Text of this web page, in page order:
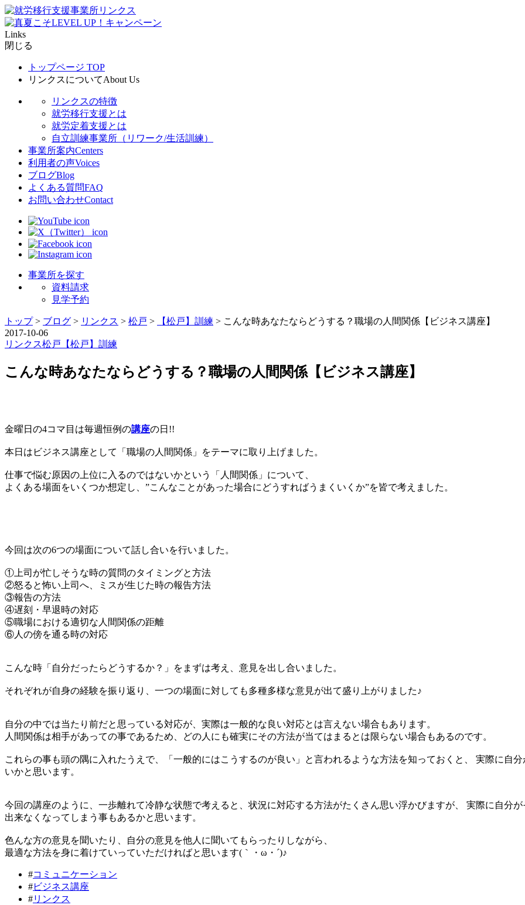
Links
閉じる
トップページ TOP
リンクスについてAbout Us
リンクスの特徴
就労移行支援とは
就労定着支援とは
自立訓練事業所（リワーク/生活訓練）
事業所案内Centers
利用者の声Voices
ブログBlog
よくある質問FAQ
お問い合わせContact
事業所を探す
資料請求
見学予約
トップ> ブログ > リンクス > 松戸 > 【松戸】訓練 > こんな時あなたならどうする？職場の人間関係【ビジネス講座】
2017-10-06
リンクス松戸 【松戸】訓練
こんな時あなたならどうする？職場の人間関係【ビジネス講座】
金曜日の4コマ目は毎週恒例の講座の日!!
本日はビジネス講座として「職場の人間関係」をテーマに取り上げました。
仕事で悩む原因の上位に入るのではないかという「人間関係」について、
よくある場面をいくつか想定し、”こんなことがあった場合にどうすればうまくいくか”を皆で考えました。
今回は次の6つの場面について話し合いを行いました。
①上司が忙しそうな時の質問のタイミングと方法
②怒ると怖い上司へ、ミスが生じた時の報告方法
③報告の方法
④遅刻・早退時の対応
⑤職場における適切な人間関係の距離
⑥人の傍を通る時の対応
こんな時「自分だったらどうするか？」をまずは考え、意見を出し合いました。
それぞれが自身の経験を振り返り、一つの場面に対しても多種多様な意見が出て盛り上がりました♪
自分の中では当たり前だと思っている対応が、実際は一般的な良い対応とは言えない場合もあります。
人間関係は相手があっての事であるため、どの人にも確実にその方法が当てはまるとは限らない場合もあるのです。
これらの事も頭の隅に入れたうえで、「一般的にはこうするのが良い」と言われるような方法を知っておくと、 実際に自
いかと思います。
今回の講座のように、一歩離れて冷静な状態で考えると、状況に対応する方法がたくさん思い浮かびますが、 実際に自分
出来なくなってしまう事もあるかと思います。
色んな方の意見を聞いたり、自分の意見を他人に聞いてもらったりしながら、
最適な方法を身に着けていっていただければと思います(｀・ω・´)♪
#コミュニケーション
#ビジネス講座
#リンクス